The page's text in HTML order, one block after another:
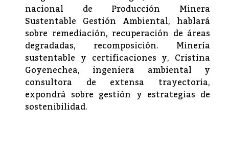
nacional de Producción Minera
Sustentable Gestión Ambiental, hablará
sobre remediación, recuperación de áreas
degradadas, recomposición. Minería
sustentable y certificaciones y, Cristina
Goyenechea, ingeniera ambiental y
consultora de extensa trayectoria,
expondrá sobre gestión y estrategias de
sostenibilidad.